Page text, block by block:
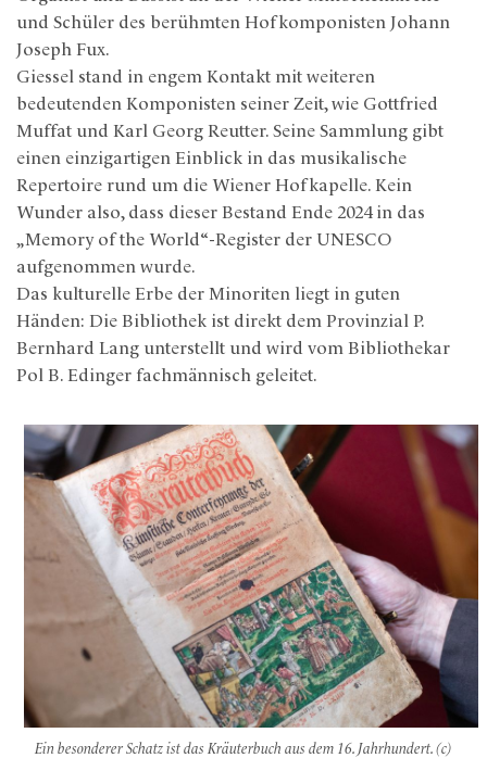
und Schüler des berühmten Hofkomponisten Johann
Joseph Fux.
Giessel stand in engem Kontakt mit weiteren
bedeutenden Komponisten seiner Zeit, wie Gottfried
Muffat und Karl Georg Reutter. Seine Sammlung gibt
einen einzigartigen Einblick in das musikalische
Repertoire rund um die Wiener Hofkapelle. Kein
Wunder also, dass dieser Bestand Ende 2024 in das
„Memory of the World“-Register der UNESCO
aufgenommen wurde.
Das kulturelle Erbe der Minoriten liegt in guten
Händen: Die Bibliothek ist direkt dem Provinzial P.
Bernhard Lang unterstellt und wird vom Bibliothekar
Pol B. Edinger fachmännisch geleitet.
Ein besonderer Schatz ist das Kräuterbuch aus dem 16. Jahrhundert. (c)